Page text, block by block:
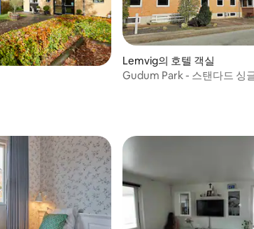
Lemvig의 호텔 객실
Gudum Park - 스탠다드 싱